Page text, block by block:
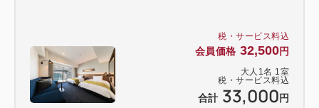
税・サービス料込
会員価格 32,500円
大人 1 名 1 室
税・サービス料込
合計 33,000 円